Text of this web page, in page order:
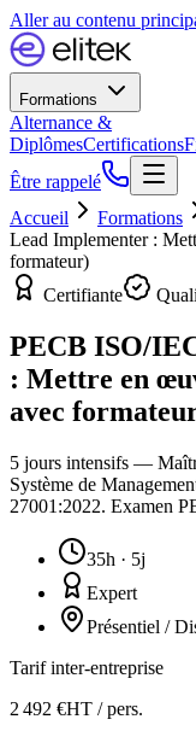
Aller au contenu
Formations
Alternance &
DiplômesCertifications
Être rappelé
Accueil
Formations
Lead Implementer :
formateur)
Certifiante
PECB ISO/
: Mettre en
avec
5 jours intensifs —
Système de
27001:2022. Examen
35h · 5j
Expert
Présentiel /
Tarif inter-entreprise
2 492 €HT / pers.